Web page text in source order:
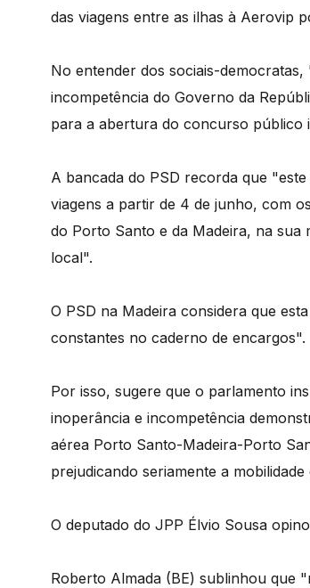
das viagens entre as ilhas à Aerovip
No entender dos sociais-
incompetência do Governo da
para a abertura do concurso público
A bancada do PSD recorda que
viagens a partir de 4 de junho, com
do Porto Santo e da Madeira, na sua
local".
O PSD na Madeira considera que
constantes no caderno de encargos".
Por isso, sugere que o parlamento
inoperância e incompetência
aérea Porto Santo-Madeira-Porto
prejudicando seriamente a
O deputado do JPP Élvio Sousa
Roberto Almada (BE) sublinhou que